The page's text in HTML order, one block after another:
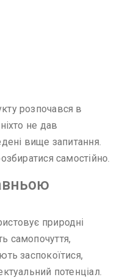
розпочався в
не дав
вище запитання.
самостійно.
природні
самопочуття,
заспокоїтися,
потенціал.